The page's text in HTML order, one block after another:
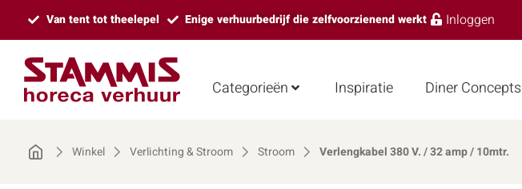
Van tent tot theelepel Enige verhuurbedrijf die zelfvoorzienend werkt Inloggen
Categorieën Inspiratie Diner Concepts
Winkel Verlichting & Stroom Stroom Verlengkabel 380 V. / 32 amp / 10mtr.